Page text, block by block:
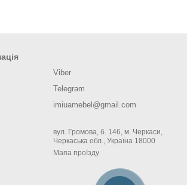
Viber
Telegram
imiuamebel@gmail.com
вул. Громова, б. 146, м. Черкаси,
Черкаська обл., Україна 18000
Мапа проїзду